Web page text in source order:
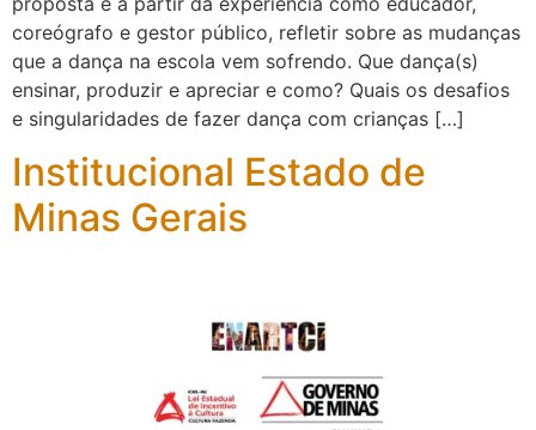
coreógrafo e gestor público, refletir sobre as mudanças
que a dança na escola vem sofrendo. Que dança(s)
ensinar, produzir e apreciar e como? Quais os desafios
e singularidades de fazer dança com crianças […]
Institucional Estado de
Minas Gerais